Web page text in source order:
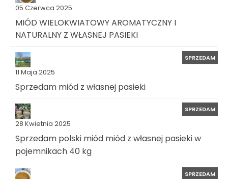
05 Czerwca 2025
MIÓD WIELOKWIATOWY AROMATYCZNY I
NATURALNY Z WŁASNEJ PASIEKI
11 Maja 2025
SPRZEDAM
Sprzedam miód z własnej pasieki
28 Kwietnia 2025
SPRZEDAM
Sprzedam polski miód miód z własnej pasieki w
pojemnikach 40 kg
SPRZEDAM